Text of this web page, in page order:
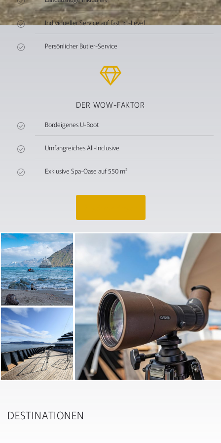
Individueller Service auf fast 1:1-Level
Persönlicher Butler-Service
DER WOW-FAKTOR
Bordeigenes U-Boot
Umfangreiches All-Inclusive
Exklusive Spa-Oase auf 550 m²
DESTINATIONEN